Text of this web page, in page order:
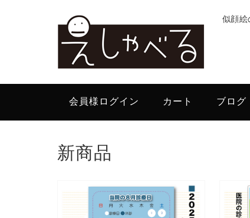
似顔絵
会員様ログイン カート ブログ
新商品